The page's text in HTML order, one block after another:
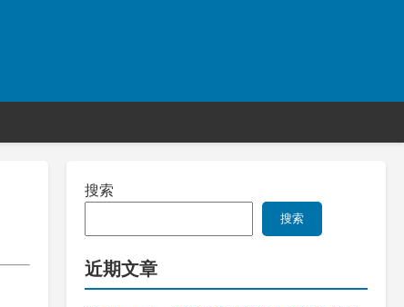
搜索
搜索
近期文章